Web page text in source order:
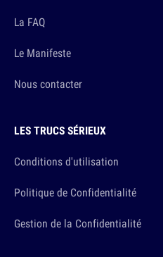
La FAQ
Le Manifeste
Nous contacter
LES TRUCS SÉRIEUX
Conditions d'utilisation
Politique de Confidentialité
Gestion de la Confidentialité